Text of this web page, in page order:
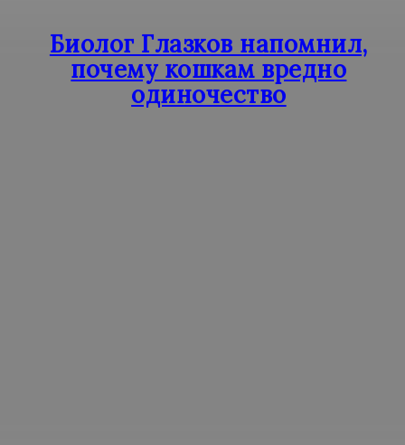
Биолог Глазков напомнил,
почему кошкам вредно
одиночество